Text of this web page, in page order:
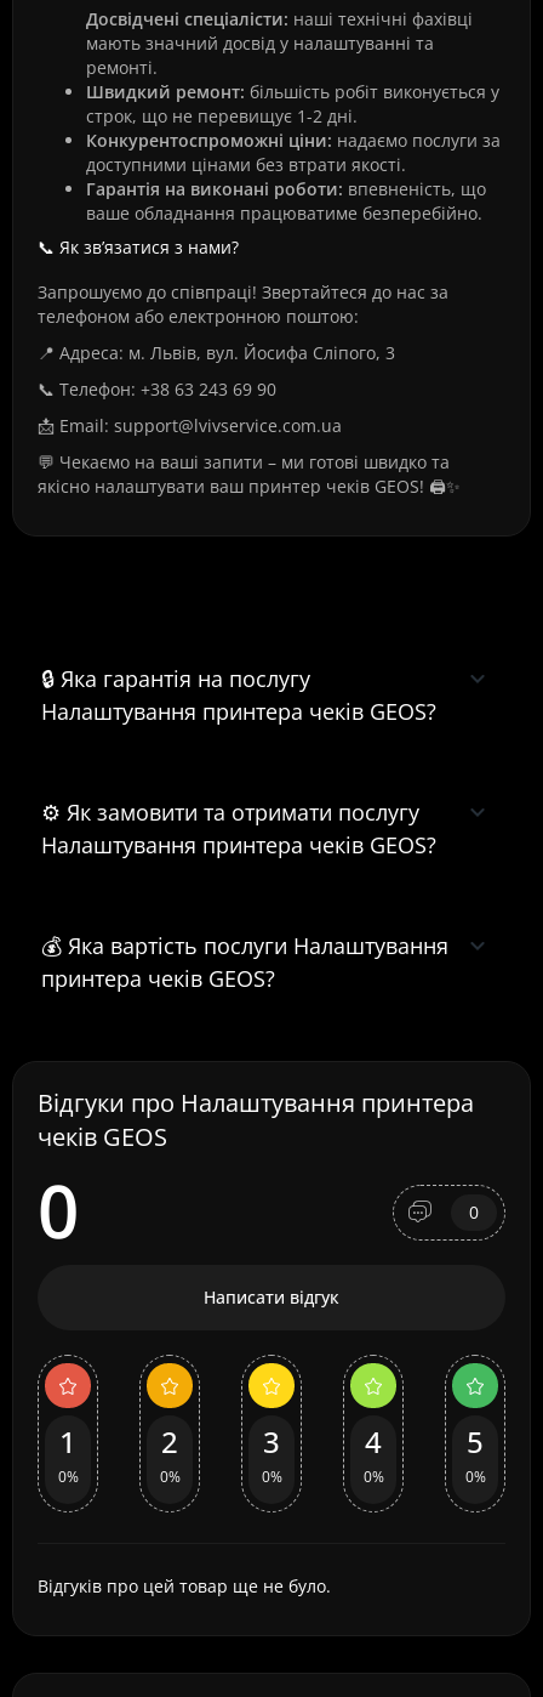
Досвідчені спеціалісти: наші технічні фахівці
мають значний досвід у налаштуванні та
ремонті.
Швидкий ремонт: більшість робіт виконується у
строк, що не перевищує 1-2 дні.
Конкурентоспроможні ціни: надаємо послуги за
доступними цінами без втрати якості.
Гарантія на виконані роботи: впевненість, що
ваше обладнання працюватиме безперебійно.
📞 Як зв’язатися з нами?
Запрошуємо до співпраці! Звертайтеся до нас за
телефоном або електронною поштою:
📍 Адреса: м. Львів, вул. Йосифа Сліпого, 3
📞 Телефон: +38 63 243 69 90
📩 Email: support@lvivservice.com.ua
💬 Чекаємо на ваші запити – ми готові швидко та
якісно налаштувати ваш принтер чеків GEOS! 🖨️✨
🔒 Яка гарантія на послугу
Налаштування принтера чеків GEOS?
⚙️ Як замовити та отримати послугу
Налаштування принтера чеків GEOS?
💰 Яка вартість послуги Налаштування
принтера чеків GEOS?
Відгуки про Налаштування принтера
чеків GEOS
0 0
Написати відгук
1
0%
2
0%
3
0%
4
0%
5
0%
Відгуків про цей товар ще не було.